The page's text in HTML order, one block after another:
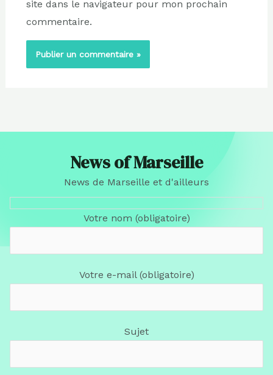
site dans le navigateur pour mon prochain
commentaire.
News of Marseille
News de Marseille et d'ailleurs
Votre nom (obligatoire)
Votre e-mail (obligatoire)
Sujet